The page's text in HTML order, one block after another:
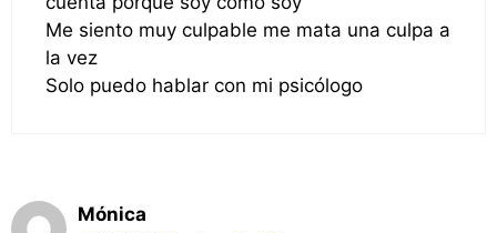
Me siento muy culpable me mata una culpa a
la vez
Solo puedo hablar con mi psicólogo
Mónica